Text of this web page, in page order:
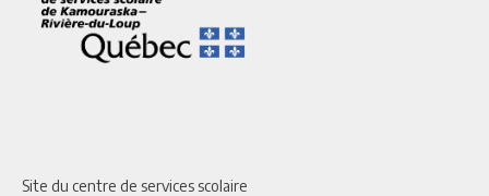
Site du centre de services scolaire